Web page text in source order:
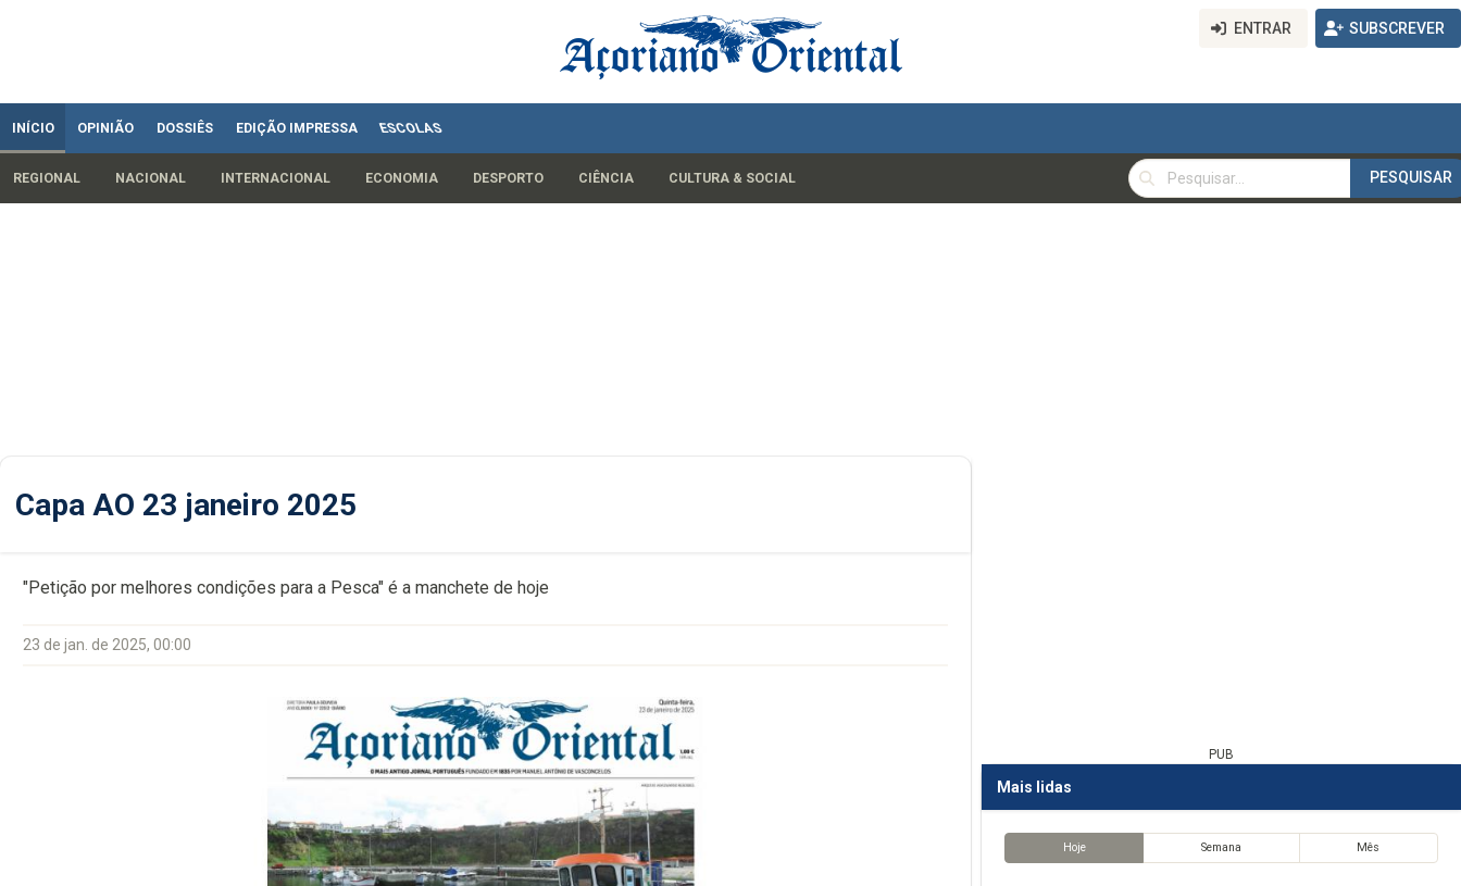
ENTRAR SUBSCREVER
INÍCIO OPINIÃO DOSSIÊS EDIÇÃO IMPRESSA ESCOLAS
REGIONAL NACIONAL INTERNACIONAL ECONOMIA DESPORTO CIÊNCIA CULTURA & SOCIAL
PESQUISAR
PESQUISAR
Capa AO 23 janeiro 2025
"Petição por melhores condições para a Pesca" é a manchete de hoje
23 de jan. de 2025, 00:00
PUB
Mais lidas
Hoje Semana Mês